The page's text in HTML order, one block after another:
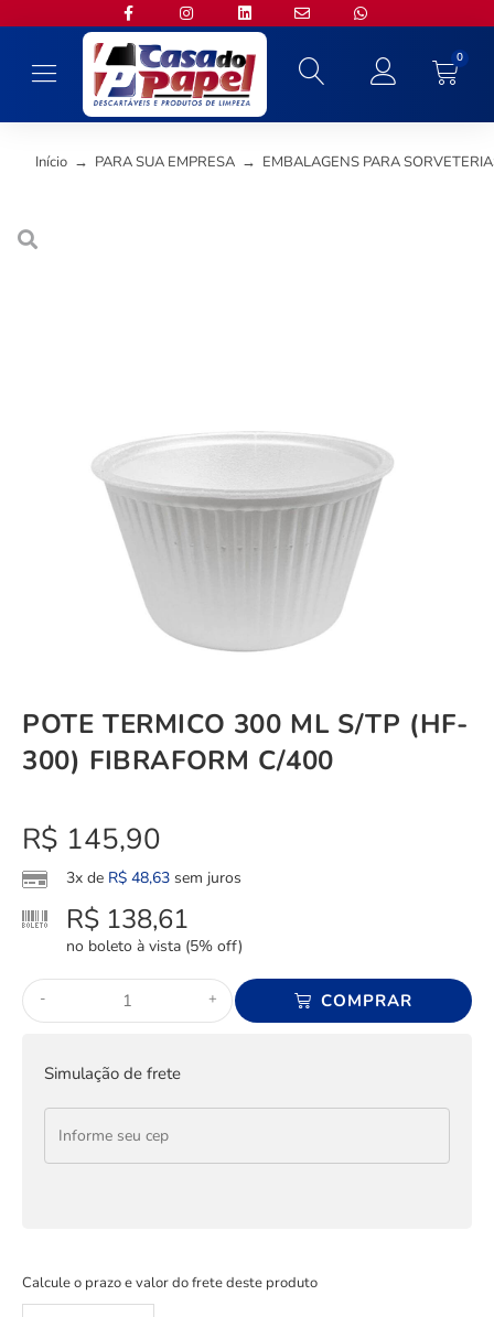
0
Início → PARA SUA EMPRESA → EMBALAGENS PARA
POTE TERMICO 300 ML S/TP (HF-
300) FIBRAFORM C/400
R$ 145,90
3x de R$ 48,63 sem juros
R$ 138,61
no boleto à vista (5% off)
- + COMPRAR
Simulação de frete
Calcule o prazo e valor do frete deste produto